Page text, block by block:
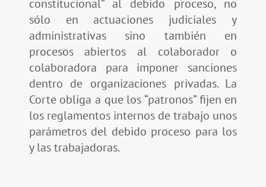
constitucional” al debido proceso, no
sólo en actuaciones judiciales y
administrativas sino también en
procesos abiertos al colaborador o
colaboradora para imponer sanciones
dentro de organizaciones privadas. La
Corte obliga a que los “patronos” fijen en
los reglamentos internos de trabajo unos
parámetros del debido proceso para los
y las trabajadoras.